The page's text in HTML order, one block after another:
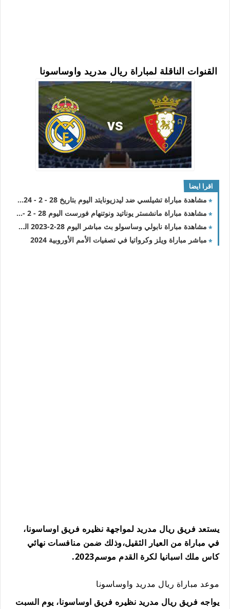
القنوات الناقلة لمباراة ريال مدريد واوساسونا
اقرا ايضا
مشاهدة مباراة تشيلسي ضد ليدزيونايتد اليوم بتاريخ 28 - 2 - 2024 الدور الـ 16
مشاهدة مباراة مانشستر يوناتيد ونوتنهام فورست اليوم 28 - 2 - 2024 الدور الـ 16
مشاهدة مباراة نابولي وساسولو بث مباشر اليوم 28-2-2023 الدوري الايطالي
مباشر مباراة ويلز وكرواتيا في تصفيات الأمم الأوروبية 2024
يستعد فريق ريال مدريد لمواجهة نظيره فريق اوساسونا،
في مباراة من العيار الثقيل،وذلك ضمن منافسات نهائي
كاس ملك اسبانيا لكرة القدم موسم2023.
موعد مباراة ريال مدريد واوساسونا
يواجه فريق ريال مدريد نظيره فريق اوساسونا، يوم السبت